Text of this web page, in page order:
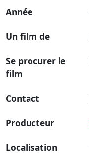
Année
Un film de
Se procurer le
film
Contact
Producteur
Localisation